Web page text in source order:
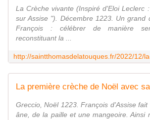
La Crèche vivante (Inspiré d'Eloi Leclerc
sur Assise "). Décembre 1223. Un grand
François : célébrer de manière
reconstituant la ...
Greccio, Noël 1223. François d'Assise
âne, de la paille et une mangeoire. Ainsi